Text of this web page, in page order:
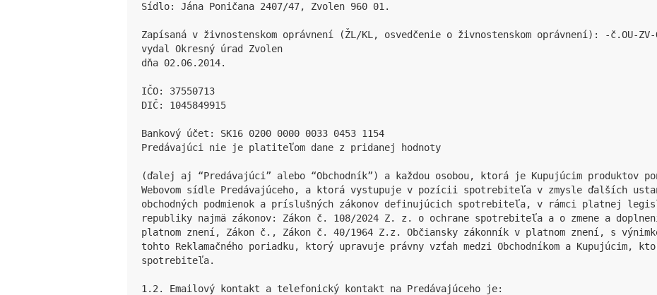
Sídlo: Jána Poničana 2407/47, Zvolen 960 01.
Zapísaná v živnostenskom oprávnení (ŽL/KL, osvedčenie o živnostenskom oprávnení): -č.OU-ZV-
vydal Okresný úrad Zvolen
dňa 02.06.2014.
IČO: 37550713
DIČ: 1045849915
Bankový účet: SK16 0200 0000 0033 0453 1154
Predávajúci nie je platiteľom dane z pridanej hodnoty
(ďalej aj “Predávajúci” alebo “Obchodník”) a každou osobou, ktorá je Kupujúcim produktov
Webovom sídle Predávajúceho, a ktorá vystupuje v pozícii spotrebiteľa v zmysle ďalších
obchodných podmienok a príslušných zákonov definujúcich spotrebiteľa, v rámci platnej
republiky najmä zákonov: Zákon č. 108/2024 Z. z. o ochrane spotrebiteľa a o zmene a
platnom znení, Zákon č., Zákon č. 40/1964 Z.z. Občiansky zákonník v platnom znení, s
tohto Reklamačného poriadku, ktorý upravuje právny vzťah medzi Obchodníkom a Kupujúcim,
spotrebiteľa.
1.2. Emailový kontakt a telefonický kontakt na Predávajúceho je: